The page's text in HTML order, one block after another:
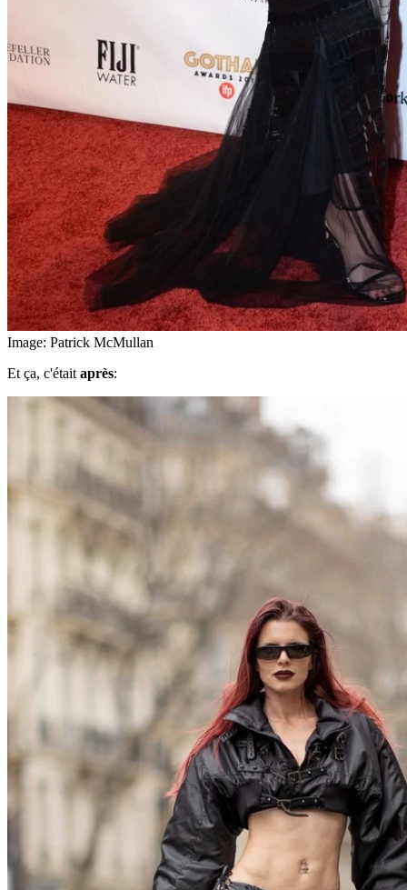
Image: Patrick McMullan
Et ça, c'était après: